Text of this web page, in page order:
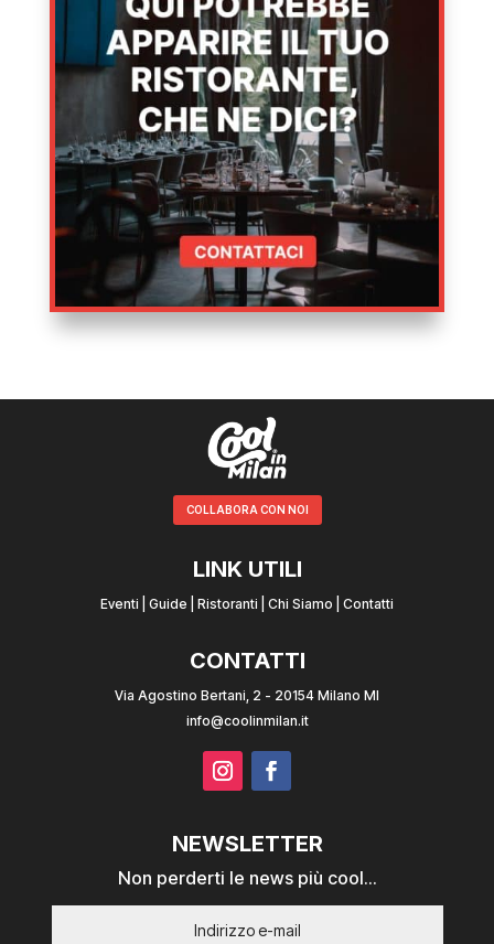
COLLABORA CON NOI
LINK UTILI
Eventi Guide Ristoranti Chi Siamo Contatti
CONTATTI
Via Agostino Bertani, 2 - 20154 Milano MI
info@coolinmilan.it
NEWSLETTER
Non perderti le news più cool...